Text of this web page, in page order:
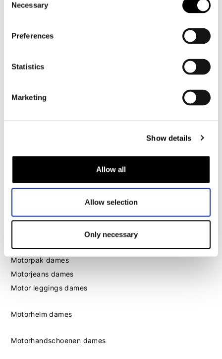
Selection
Necessary
Preferences
Statistics
Marketing
Show details
Allow all
Allow selection
Only necessary
Motorkleding heren
Motorbroek heren
Motorjeans heren
Motorlaarzen heren
Motorkleding dames
Motorbroek dames
Motorpak dames
Motorjeans dames
Motor leggings dames
Motorhelm dames
Motorhandschoenen dames